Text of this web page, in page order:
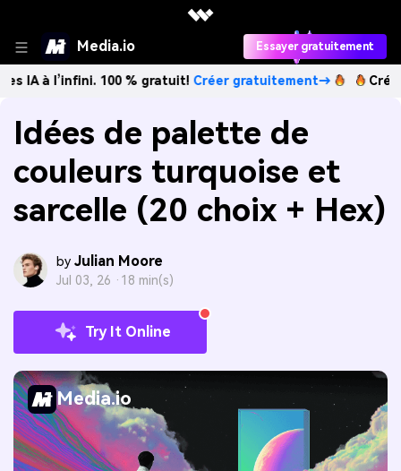
Media.io Essayer gratuitement
100 % gratuit! Créer gratuitement→ Créez des
Idées de palette de
couleurs turquoise et
sarcelle (20 choix + Hex)
by Julian Moore
Jul 03, 26 · 18 min(s)
Try It Online
Media.io